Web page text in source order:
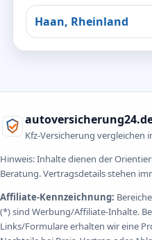
Haan, Rheinland
Kfz-Versicherung vergleichen
Hinweis: Inhalte dienen der
Beratung. Vertragsdetails stehen
Affiliate-Kennzeichnung:
(*) sind Werbung/Affiliate-Inhalte.
Links/Formulare erhalten wir eine